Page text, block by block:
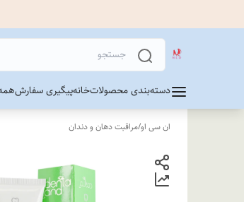
دسته‌بندی محصولاتخانهپیگیری سفارش
ان سی او/مراقبت دهان و دندان